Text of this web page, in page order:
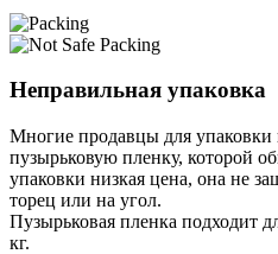
Неправильная упаковка
Многие продавцы для
пузырьковую пленку, которой
упаковки низкая цена, она не
торец или на угол.
Пузырьковая пленка подходит
кг.